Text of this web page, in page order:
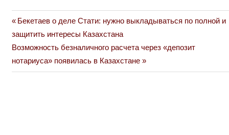
Навигация
по
записям
Previous
Post:
Бекетаев о деле Стати: нужно выкладываться по полной и
защитить интересы Казахстана
Next
Post:
Возможность безналичного расчета через «депозит
нотариуса» появилась в Казахстане